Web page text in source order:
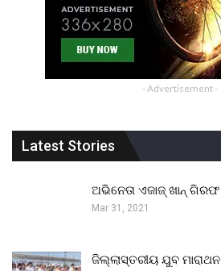
- Advertisement -
Latest Stories
ଅଭିନେତା ଏଜାଜ୍ ଖାନ୍ ଗିରଫ
Mar 31, 2021
ଜିଲ୍ଲାସ୍ତରୀୟ ଯୁବ ମାରାଥନ